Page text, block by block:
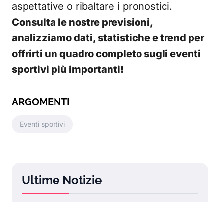
aspettative o ribaltare i pronostici.
Consulta le nostre previsioni,
analizziamo dati, statistiche e trend per
offrirti un quadro completo sugli eventi
sportivi più importanti!
ARGOMENTI
Eventi sportivi
Ultime Notizie